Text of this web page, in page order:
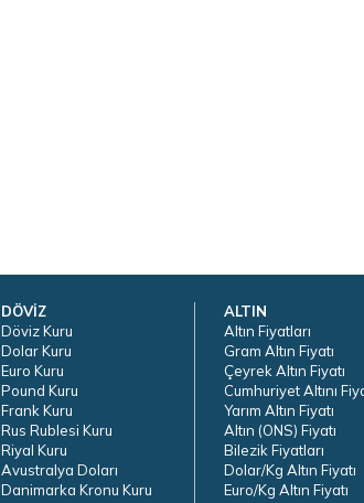
DÖVİZ
Döviz Kuru
Dolar Kuru
Euro Kuru
Pound Kuru
Frank Kuru
Rus Rublesi Kuru
Riyal Kuru
Avustralya Doları
Danimarka Kronu Kuru
ALTIN
Altın Fiyatları
Gram Altın Fiyatı
Çeyrek Altın Fiyatı
Cumhuriyet Altını
Yarım Altın Fiyatı
Altın (ONS) Fiyatı
Bilezik Fiyatları
Dolar/Kg Altın Fiyatı
Euro/Kg Altın Fiyatı